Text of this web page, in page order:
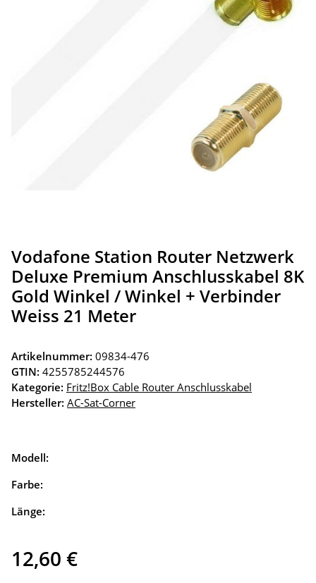
Vodafone Station Router Netzwerk
Deluxe Premium Anschlusskabel 8K
Gold Winkel / Winkel + Verbinder
Weiss 21 Meter
Artikelnummer: 09834-476
GTIN: 4255785244576
Kategorie: Fritz!Box Cable Router Anschlusskabel
Hersteller: AC-Sat-Corner
Modell:
Farbe:
Länge:
12,60 €